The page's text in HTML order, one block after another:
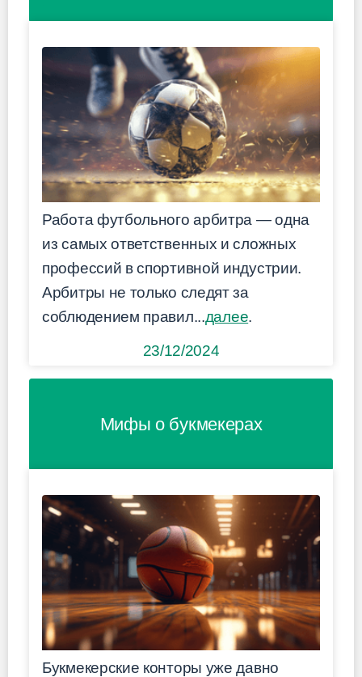
Работа футбольного арбитра — одна
из самых ответственных и сложных
профессий в спортивной индустрии.
Арбитры не только следят за
соблюдением правил...далее.
23/12/2024
Мифы о букмекерах
Букмекерские конторы уже давно